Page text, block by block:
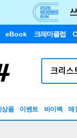
eBook 크레마클럽
상품 이벤트 바이백 매